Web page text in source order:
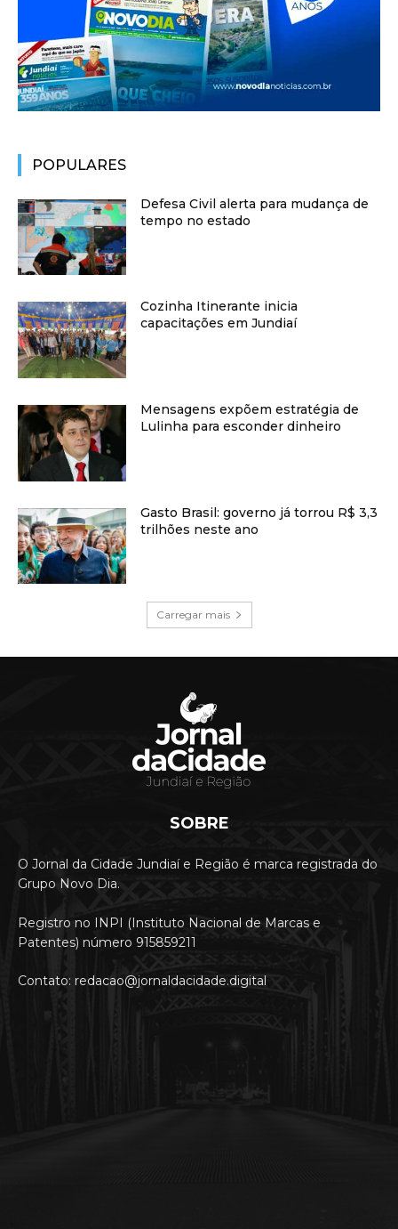
POPULARES
Defesa Civil alerta para mudança de
tempo no estado
Cozinha Itinerante inicia
capacitações em Jundiaí
Mensagens expõem estratégia de
Lulinha para esconder dinheiro
Gasto Brasil: governo já torrou R$ 3,3
trilhões neste ano
Carregar mais
SOBRE
O Jornal da Cidade Jundiaí e Região é marca registrada do
Grupo Novo Dia.
Registro no INPI (Instituto Nacional de Marcas e
Patentes) número 915859211
Contato: redacao@jornaldacidade.digital